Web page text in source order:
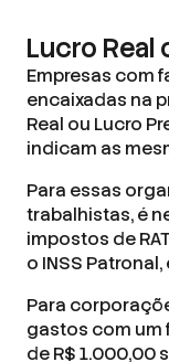
Lucro Real
Empresas com
encaixadas na
Real ou Lucro
indicam as
Para essas
trabalhistas, é
impostos de
o INSS
Para
gastos com um
de R$ 1.000,00